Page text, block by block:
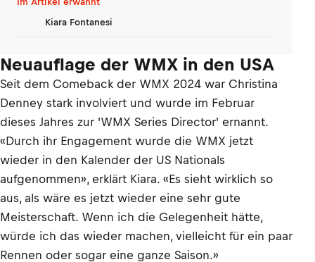
Kiara Fontanesi
Neuauflage der WMX in den USA
Seit dem Comeback der WMX 2024 war Christina
Denney stark involviert und wurde im Februar
dieses Jahres zur 'WMX Series Director' ernannt.
«Durch ihr Engagement wurde die WMX jetzt
wieder in den Kalender der US Nationals
aufgenommen», erklärt Kiara. «Es sieht wirklich so
aus, als wäre es jetzt wieder eine sehr gute
Meisterschaft. Wenn ich die Gelegenheit hätte,
würde ich das wieder machen, vielleicht für ein paar
Rennen oder sogar eine ganze Saison.»